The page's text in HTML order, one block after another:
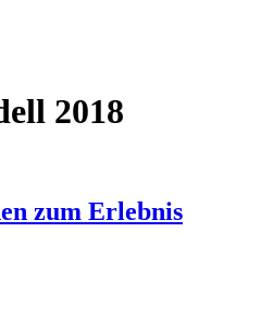
2018
zum Erlebnis